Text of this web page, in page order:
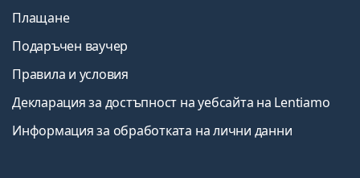
Плащане
Подаръчен ваучер
Правила и условия
Декларация за достъпност на уебсайта на Lentiamo
Информация за обработката на лични данни